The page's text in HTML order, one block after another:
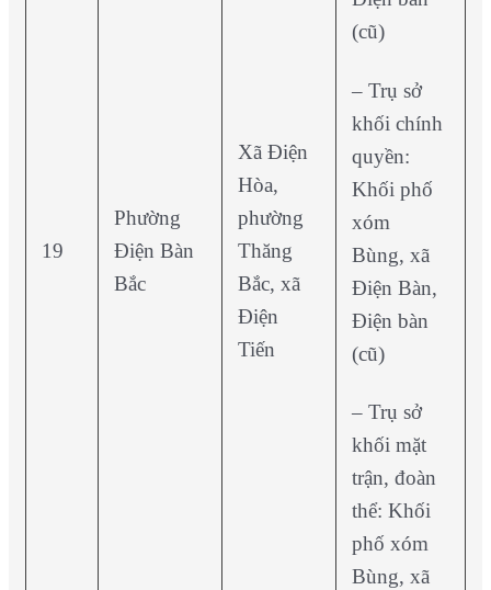
19
Phường
Điện Bàn
Bắc
Xã Điện
Hòa,
phường
Thăng
Bắc, xã
Điện
Tiến
(cũ)
– Trụ sở
khối chính
quyền:
Khối phố
xóm
Bùng, xã
Điện Bàn,
Điện bàn
(cũ)
– Trụ sở
khối mặt
trận, đoàn
thể: Khối
phố xóm
Bùng, xã